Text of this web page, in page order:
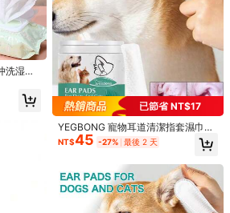
1/8
，用于清洁宠物手和嘴巴 1)
洗湿
洁湿
使用和
已節省 NT$17
YEGBONG 寵物耳道清潔指套濕巾，
可清除耳垢異味並清潔耳道油脂與污
垢，適用於貓狗，比熊貴賓犬耳道清
華寵物生日禮物
NT$45 -27% 最後 2 天